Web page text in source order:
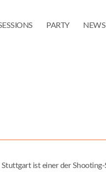
PARTY
ist einer der